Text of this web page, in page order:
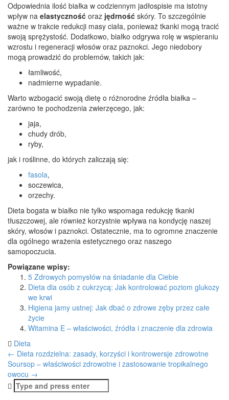
Odpowiednia ilość białka w codziennym jadłospisie ma istotny
wpływ na elastyczność oraz jędrność skóry. To szczególnie
ważne w trakcie redukcji masy ciała, ponieważ tkanki mogą tracić
swoją sprężystość. Dodatkowo, białko odgrywa rolę w wspieraniu
wzrostu i regeneracji włosów oraz paznokci. Jego niedobory
mogą prowadzić do problemów, takich jak:
łamliwość,
nadmierne wypadanie.
Warto wzbogacić swoją dietę o różnorodne źródła białka –
zarówno te pochodzenia zwierzęcego, jak:
jaja,
chudy drób,
ryby,
jak i roślinne, do których zaliczają się:
fasola,
soczewica,
orzechy.
Dieta bogata w białko nie tylko wspomaga redukcję tkanki
tłuszczowej, ale również korzystnie wpływa na kondycję naszej
skóry, włosów i paznokci. Ostatecznie, ma to ogromne znaczenie
dla ogólnego wrażenia estetycznego oraz naszego
samopoczucia.
Powiązane wpisy:
5 Zdrowych pomysłów na śniadanie dla Ciebie
Dieta dla osób z cukrzycą: Jak kontrolować poziom glukozy
we krwi
Higiena jamy ustnej: Jak dbać o zdrowe zęby przez całe
życie
Witamina E – właściwości, źródła i znaczenie dla zdrowia
Dieta
Post
navigation
← Dieta rozdzielna: zasady, korzyści i kontrowersje zdrowotne
Soursop – właściwości zdrowotne i zastosowanie tropikalnego
owocu →
Search
for: